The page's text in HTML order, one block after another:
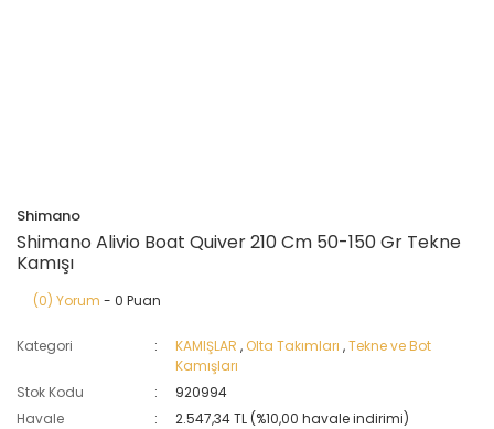
Shimano
Shimano Alivio Boat Quiver 210 Cm 50-150 Gr Tekne
Kamışı
(0) Yorum - 0 Puan
Kategori KAMIŞLAR , Olta Takımları ,Tekne ve Bot
Kamışları
Stok Kodu
920994
Havale
2.547,34 TL (%10,00 havale indirimi)